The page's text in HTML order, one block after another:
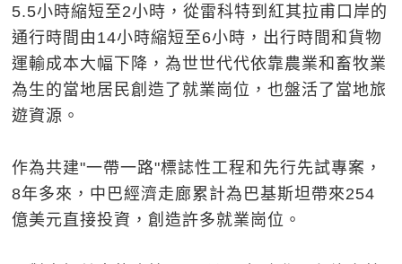
5.5小時縮短至2小時，從雷科特到紅其拉甫口岸的
通行時間由14小時縮短至6小時，出行時間和貨物
運輸成本大幅下降，為世世代代依靠農業和畜牧業
為生的當地居民創造了就業崗位，也盤活了當地旅
遊資源。
作為共建"一帶一路"標誌性工程和先行先試專案，
8年多來，中巴經濟走廊累計為巴基斯坦帶來254
億美元直接投資，創造許多就業崗位。